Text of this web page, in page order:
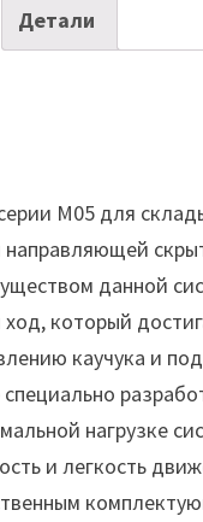
Детали
М05 для
данной
который
каучука и
нагрузке
и легкость